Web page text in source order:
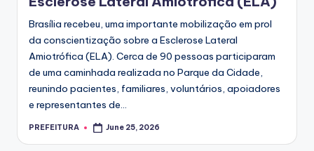
Brasília recebeu, uma importante mobilização em prol
da conscientização sobre a Esclerose Lateral
Amiotrófica (ELA). Cerca de 90 pessoas participaram
de uma caminhada realizada no Parque da Cidade,
reunindo pacientes, familiares, voluntários, apoiadores
e representantes de...
Posted
PREFEITURA June 25, 2026